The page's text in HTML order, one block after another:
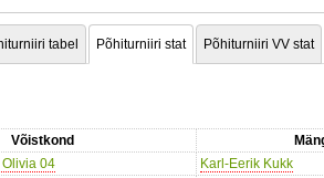
tabel Põhiturniiri stat Põhiturniiri VV stat
Võistkond
04 Karl-Eerik Kukk